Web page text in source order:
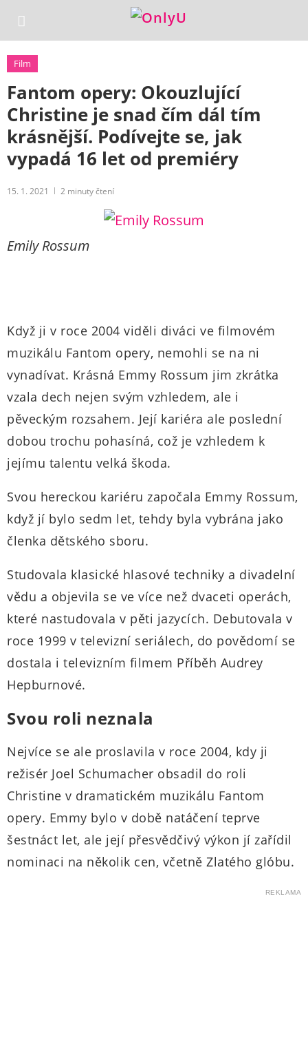
Film
Fantom opery: Okouzlující
Christine je snad čím dál tím
krásnější. Podívejte se, jak
vypadá 16 let od premiéry
15. 1. 2021 2 minuty čtení
Emily Rossum
Když ji v roce 2004 viděli diváci ve filmovém
muzikálu Fantom opery, nemohli se na ni
vynadívat. Krásná Emmy Rossum jim zkrátka
vzala dech nejen svým vzhledem, ale i
pěveckým rozsahem. Její kariéra ale poslední
dobou trochu pohasíná, což je vzhledem k
jejímu talentu velká škoda.
Svou hereckou kariéru započala Emmy Rossum,
když jí bylo sedm let, tehdy byla vybrána jako
členka dětského sboru.
Studovala klasické hlasové techniky a divadelní
vědu a objevila se ve více než dvaceti operách,
které nastudovala v pěti jazycích. Debutovala v
roce 1999 v televizní seriálech, do povědomí se
dostala i televizním filmem Příběh Audrey
Hepburnové.
Svou roli neznala
Nejvíce se ale proslavila v roce 2004, kdy ji
režisér Joel Schumacher obsadil do roli
Christine v dramatickém muzikálu Fantom
opery. Emmy bylo v době natáčení teprve
šestnáct let, ale její přesvědčivý výkon jí zařídil
nominaci na několik cen, včetně Zlatého glóbu.
REKLAMA